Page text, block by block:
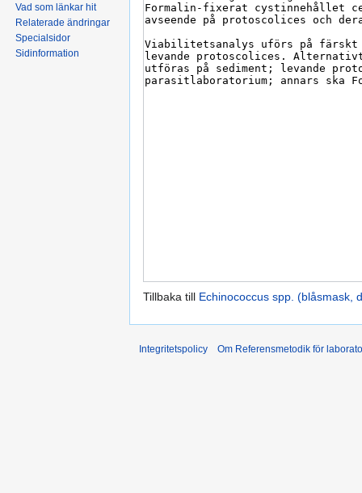
Tillbaka till Echinococcus spp. (blåsmask,
Vad som länkar hit
Relaterade ändringar
Specialsidor
Sidinformation
Integritetspolicy Om Referensmetodik för